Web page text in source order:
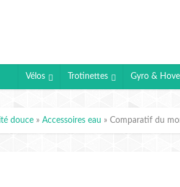
Vélos Trotinettes Gyro &
douce » Accessoires eau » Comparatif du